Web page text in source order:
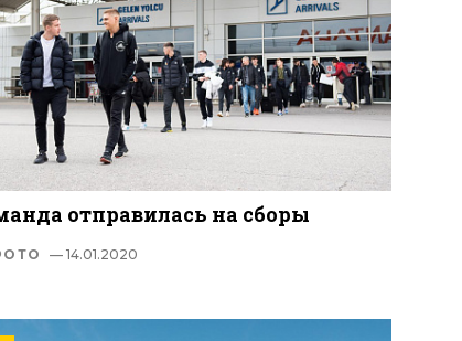
отправилась на сборы
— 14.01.2020